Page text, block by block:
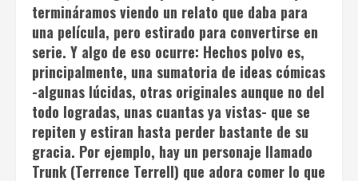
termináramos viendo un relato que daba para
una película, pero estirado para convertirse en
serie. Y algo de eso ocurre: Hechos polvo es,
principalmente, una sumatoria de ideas cómicas
-algunas lúcidas, otras originales aunque no del
todo logradas, unas cuantas ya vistas- que se
repiten y estiran hasta perder bastante de su
gracia. Por ejemplo, hay un personaje llamado
Trunk (Terrence Terrell) que adora comer lo que